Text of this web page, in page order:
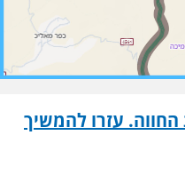
החווה. עזרו להמשיך